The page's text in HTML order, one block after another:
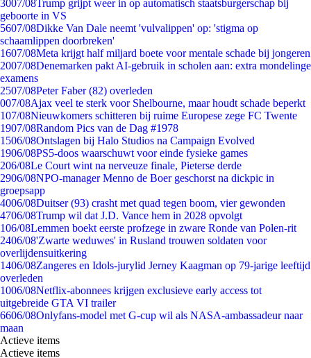
3007/08Trump grijpt weer in op automatisch staatsburgerschap bij
geboorte in VS
5607/08Dikke Van Dale neemt 'vulvalippen' op: 'stigma op
schaamlippen doorbreken'
1607/08Meta krijgt half miljard boete voor mentale schade bij jongeren
2007/08Denemarken pakt AI-gebruik in scholen aan: extra mondelinge
examens
2507/08Peter Faber (82) overleden
007/08Ajax veel te sterk voor Shelbourne, maar houdt schade beperkt
107/08Nieuwkomers schitteren bij ruime Europese zege FC Twente
1907/08Random Pics van de Dag #1978
1506/08Ontslagen bij Halo Studios na Campaign Evolved
1906/08PS5-doos waarschuwt voor einde fysieke games
206/08Le Court wint na nerveuze finale, Pieterse derde
2906/08NPO-manager Menno de Boer geschorst na dickpic in
groepsapp
4006/08Duitser (93) crasht met quad tegen boom, vier gewonden
4706/08Trump wil dat J.D. Vance hem in 2028 opvolgt
106/08Lemmen boekt eerste profzege in zware Ronde van Polen-rit
2406/08'Zwarte weduwes' in Rusland trouwen soldaten voor
overlijdensuitkering
1406/08Zangeres en Idols-jurylid Jerney Kaagman op 79-jarige leeftijd
overleden
1006/08Netflix-abonnees krijgen exclusieve early access tot
uitgebreide GTA VI trailer
6606/08Onlyfans-model met G-cup wil als NASA-ambassadeur naar
maan
Actieve items
Actieve items